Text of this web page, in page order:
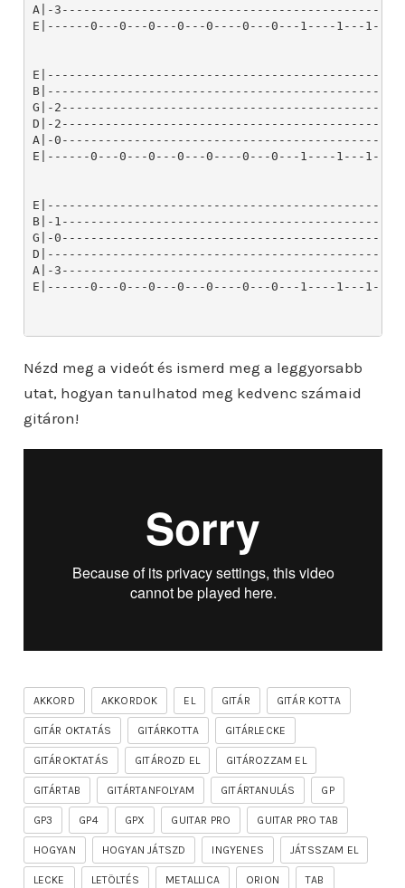
Nézd meg a videót és ismerd meg a leggyorsabb
utat, hogyan tanulhatod meg kedvenc számaid
gitáron!
AKKORD AKKORDOK EL GITÁR GITÁR KOTTA
GITÁR OKTATÁS GITÁRKOTTA GITÁRLECKE
GITÁROKTATÁS GITÁROZD EL GITÁROZZAM EL
GITÁRTAB GITÁRTANFOLYAM GITÁRTANULÁS GP
GP3 GP4 GPX GUITAR PRO GUITAR PRO TAB
HOGYAN HOGYAN JÁTSZD INGYENES JÁTSSZAM EL
LECKE LETÖLTÉS METALLICA ORION TAB